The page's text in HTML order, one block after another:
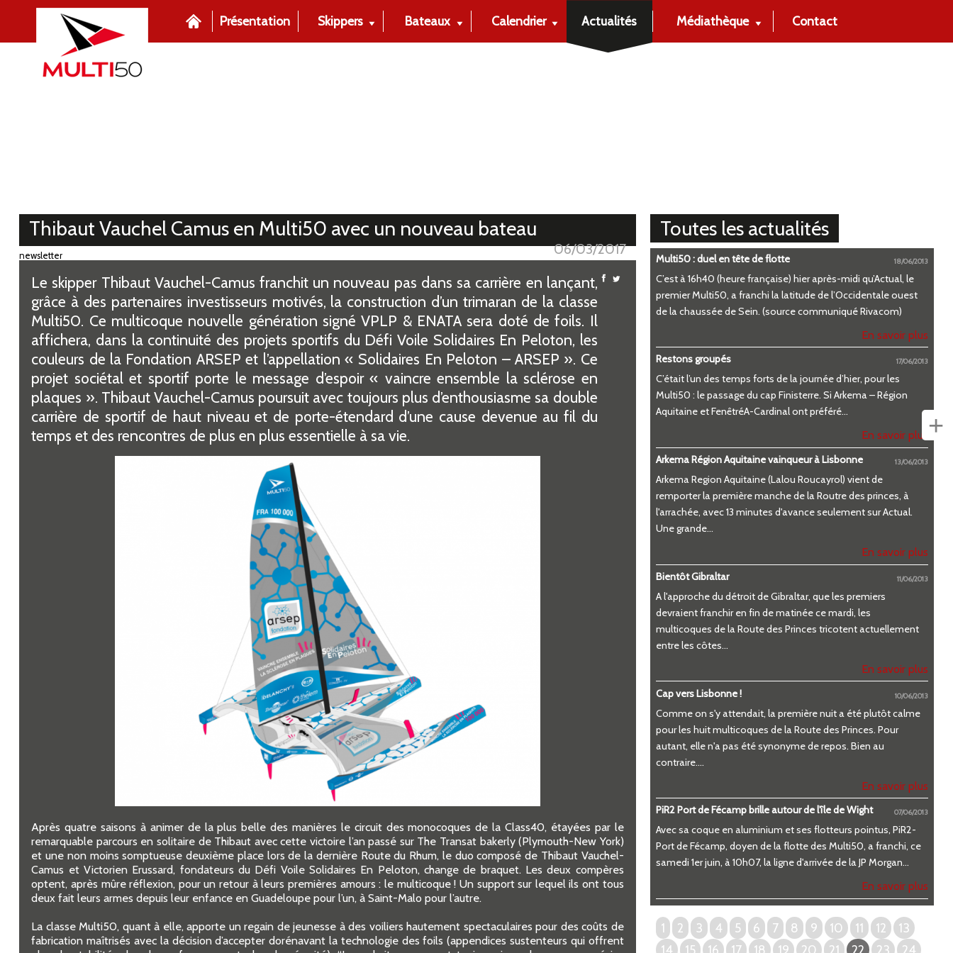
Présentation Skippers Bateaux Calendrier Actualités Médiathèque Contact
Thibaut Vauchel Camus en Multi50 avec un nouveau bateau
06/03/2017
newsletter
Le skipper Thibaut Vauchel-Camus franchit un nouveau pas dans sa carrière en lançant,
grâce à des partenaires investisseurs motivés, la construction d’un trimaran de la classe
Multi50. Ce multicoque nouvelle génération signé VPLP & ENATA sera doté de foils. Il
affichera, dans la continuité des projets sportifs du Défi Voile Solidaires En Peloton, les
couleurs de la Fondation ARSEP et l’appellation « Solidaires En Peloton – ARSEP ». Ce
projet sociétal et sportif porte le message d’espoir « vaincre ensemble la sclérose en
plaques ». Thibaut Vauchel-Camus poursuit avec toujours plus d’enthousiasme sa double
carrière de sportif de haut niveau et de porte-étendard d’une cause devenue au fil du
temps et des rencontres de plus en plus essentielle à sa vie.
Après quatre saisons à animer de la plus belle des manières le circuit des monocoques de la Class40, étayées par le
remarquable parcours en solitaire de Thibaut avec cette victoire l’an passé sur The Transat bakerly (Plymouth-New York)
et une non moins somptueuse deuxième place lors de la dernière Route du Rhum, le duo composé de Thibaut Vauchel-
Camus et Victorien Erussard, fondateurs du Défi Voile Solidaires En Peloton, change de braquet. Les deux compères
optent, après mûre réflexion, pour un retour à leurs premières amours : le multicoque ! Un support sur lequel ils ont tous
deux fait leurs armes depuis leur enfance en Guadeloupe pour l’un, à Saint-Malo pour l’autre.
La classe Multi50, quant à elle, apporte un regain de jeunesse à des voiliers hautement spectaculaires pour des coûts de
fabrication maîtrisés avec la décision d’accepter dorénavant la technologie des foils (appendices sustenteurs qui offrent
Toutes les actualités
Multi50 : duel en tête de flotte 18/06/2013
C’est à 16h40 (heure française) hier après-midi qu’Actual, le
premier Multi50, a franchi la latitude de l’Occidentale ouest
de la chaussée de Sein. (source communiqué Rivacom)
En savoir plus
Restons groupés 17/06/2013
C’était l’un des temps forts de la journée d’hier, pour les
Multi50 : le passage du cap Finisterre. Si Arkema – Région
Aquitaine et FenêtréA-Cardinal ont préféré...
En savoir plus
Arkema Région Aquitaine vainqueur à Lisbonne 13/06/2013
Arkema Region Aquitaine (Lalou Roucayrol) vient de
remporter la première manche de la Routre des princes, à
l'arrachée, avec 13 minutes d'avance seulement sur Actual.
Une grande...
En savoir plus
Bientôt Gibraltar 11/06/2013
A l'approche du détroit de Gibraltar, que les premiers
devraient franchir en fin de matinée ce mardi, les
multicoques de la Route des Princes tricotent actuellement
entre les côtes...
En savoir plus
Cap vers Lisbonne ! 10/06/2013
Comme on s'y attendait, la première nuit a été plutôt calme
pour les huit multicoques de la Route des Princes. Pour
autant, elle n'a pas été synonyme de repos. Bien au
contraire....
En savoir plus
PiR2 Port de Fécamp brille autour de l'île de Wight 07/06/2013
Avec sa coque en aluminium et ses flotteurs pointus, PiR2-
Port de Fécamp, doyen de la flotte des Multi50, a franchi, ce
samedi 1er juin, à 10h07, la ligne d'arrivée de la JP Morgan...
En savoir plus
1 2 3 4 5 6 7 8 9 10 11 12
13
14
15 16 17 18 19 20 21 22 23 24
+